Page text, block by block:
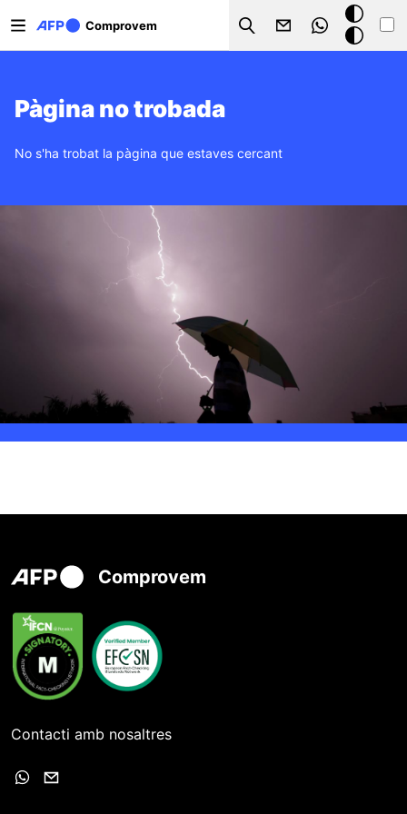
Comprovem
Search
Mode
fosc
Pàgina no trobada
No s'ha trobat la pàgina que estaves cercant
Comprovem
Contacti amb nosaltres